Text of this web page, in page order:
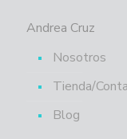
Andrea Cruz
Nosotros
Tienda/
Blog